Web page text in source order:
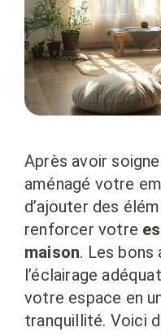
Après avoir
aménagé votre
d’ajouter des
renforcer votre
maison. Les
l’éclairage
votre espace en
tranquillité. Voici